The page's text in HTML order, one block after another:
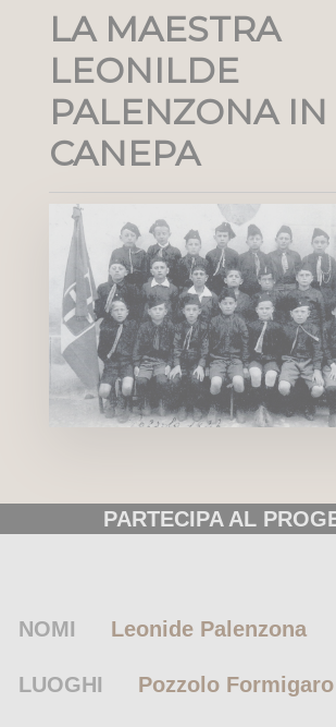
LA MAESTRA
LEONILDE
PALENZONA IN
CANEPA
PARTECIPA AL
NOMI Leonide Palenzona
LUOGHI Pozzolo Formigaro